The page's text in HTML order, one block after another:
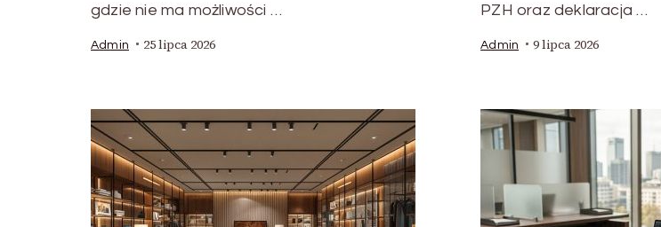
gdzie nie ma możliwości …
Admin 25 lipca 2026
PZH oraz deklaracja …
Admin 9 lipca 2026